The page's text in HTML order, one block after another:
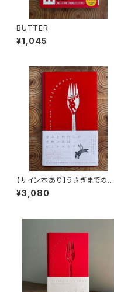
BUTTER
¥1,045
【サイン本あり】うさぎまでのお
さらい［通常版］
¥3,080